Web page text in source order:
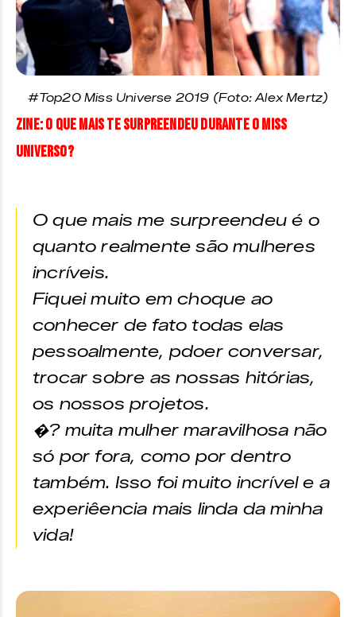
#Top20 Miss Universe 2019 (Foto: Alex Mertz)
ZINE: O que mais te surpreendeu durante o Miss
Universo?
O que mais me surpreendeu é o
quanto realmente são mulheres
incríveis.
Fiquei muito em choque ao
conhecer de fato todas elas
pessoalmente, pdoer conversar,
trocar sobre as nossas hitórias,
os nossos projetos.
�? muita mulher maravilhosa não
só por fora, como por dentro
também. Isso foi muito incrível e a
experiêencia mais linda da minha
vida!